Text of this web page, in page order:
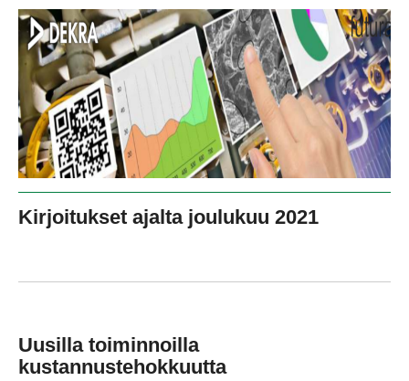
Kirjoitukset ajalta joulukuu 2021
Uusilla toiminnoilla
kustannustehokkuutta